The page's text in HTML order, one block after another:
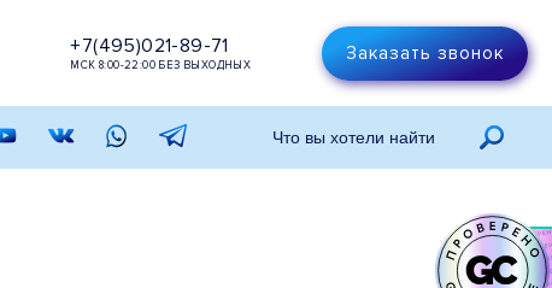
+7(495)021-89-71
МСК 8:00-22:00 БЕЗ ВЫХОДНЫХ
Заказать звонок